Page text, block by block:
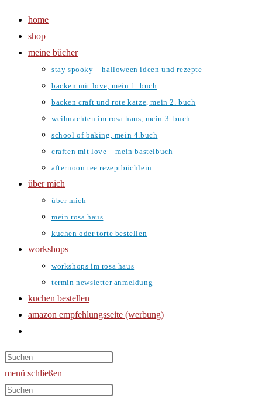
home
shop
meine bücher
stay spooky – halloween ideen und rezepte
backen mit love, mein 1. buch
backen craft und rote katze, mein 2. buch
weihnachten im rosa haus, mein 3. buch
school of baking, mein 4.buch
craften mit love – mein bastelbuch
afternoon tee rezeptbüchlein
über mich
über mich
mein rosa haus
kuchen oder torte bestellen
workshops
workshops im rosa haus
termin newsletter anmeldung
kuchen bestellen
amazon empfehlungsseite (werbung)
umschalten
menü schließen
Diese